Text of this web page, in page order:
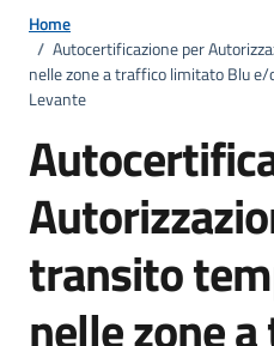
Home
/ Autocertificazione per
nelle zone a traffico limitato Blu e/
Levante
transito
nelle zone